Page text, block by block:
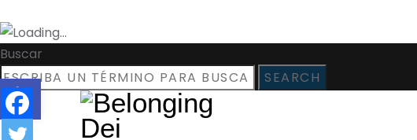
Buscar
SEARCH
Open toolbar